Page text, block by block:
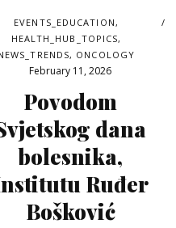
EVENTS_EDUCATION ,
HEALTH_HUB_TOPICS,
, ONCOLOGY
February 11, 2026
Povodom
dana
bolesnika,
Ruđer
Bošković